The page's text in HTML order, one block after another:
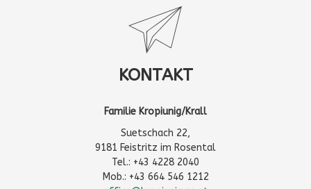
KONTAKT
Familie Kropiunig/Krall
Suetschach 22,
9181 Feistritz im Rosental
Tel.: +43 4228 2040
Mob.: +43 664 546 1212